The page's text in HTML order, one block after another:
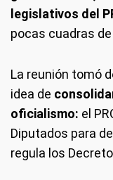
legislativos del
pocas cuadras
La reunión tomó
idea de
oficialismo: el
Diputados para
regula los